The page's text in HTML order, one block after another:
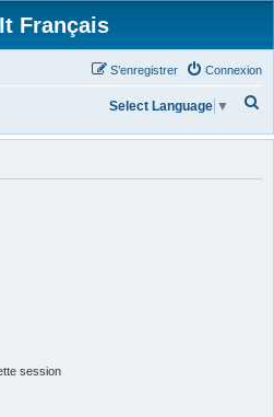
Français
Connexion
S’enregistrer
h
Select Language ▼
session